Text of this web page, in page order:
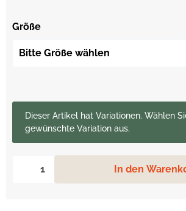
Größe
Bitte Größe wählen
In den
xDieser Artikel hat Variationen. Wählen
gewünschte Variation aus.